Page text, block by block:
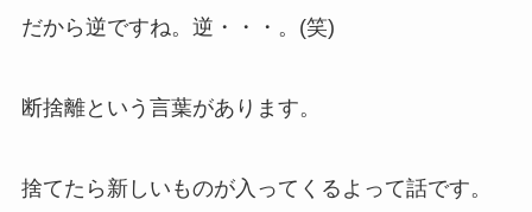
だから逆ですね。逆・・・。(笑)
断捨離という言葉があります。
捨てたら新しいものが入ってくるよって話です。